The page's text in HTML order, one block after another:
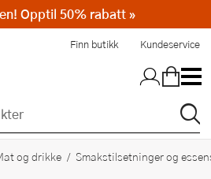
Finn butikk Kundeservice
og drikke Smakstilsetninger og
Opptil 50% rabatt »